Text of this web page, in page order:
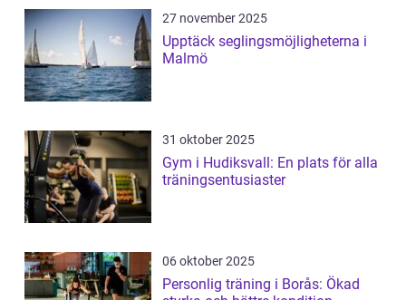
27 november 2025
Upptäck seglingsmöjligheterna i
Malmö
31 oktober 2025
Gym i Hudiksvall: En plats för alla
träningsentusiaster
06 oktober 2025
Personlig träning i Borås: Ökad